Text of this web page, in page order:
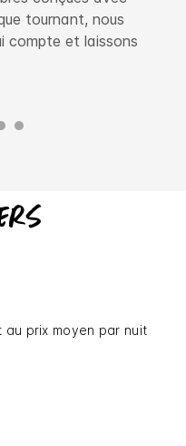
tournant, nous
compte et laissons
prix moyen par nuit